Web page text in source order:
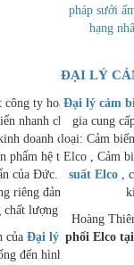
pháp sưởi
hạng
ĐẠI LÝ
công ty hoạt động
nhanh chóng từ
doanh cốt lõi là
phẩm hệ thống và
của Đức. Các dây
riêng đảm bảo sản
lượng cao.
của Đại lý Elcobao
đến hình thành,
Đại lý cảm
gia cung
loại: Cảm
Elco , Cảm
suất Elco,
Hoàng
phối Elco